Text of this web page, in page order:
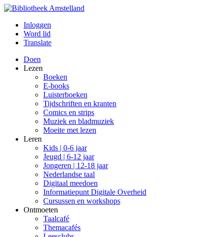
Inloggen
Word lid
Translate
Doen
Lezen
Boeken
E-books
Luisterboeken
Tijdschriften en kranten
Comics en strips
Muziek en bladmuziek
Moeite met lezen
Leren
Kids | 0-6 jaar
Jeugd | 6-12 jaar
Jongeren | 12-18 jaar
Nederlandse taal
Digitaal meedoen
Informatiepunt Digitale Overheid
Cursussen en workshops
Ontmoeten
Taalcafé
Themacafés